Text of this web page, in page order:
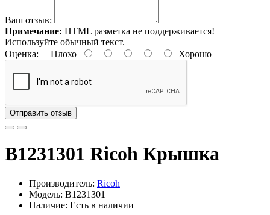
Ваш отзыв:
Примечание: HTML разметка не поддерживается!
Используйте обычный текст.
Оценка: Плохо Хорошо
Отправить отзыв
B1231301 Ricoh Крышка
Производитель: Ricoh
Модель: B1231301
Наличие: Есть в наличии